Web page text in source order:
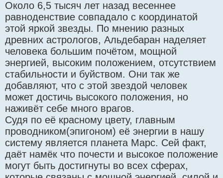
Около 6,5 тысяч лет назад весеннее
равноденствие совпадало с координатой
этой яркой звезды. По мнению разных
древних астрологов, Альдебаран наделяет
человека большим почётом, мощной
энергией, высоким положением, отсутствием
стабильности и буйством. Они так же
добавляют, что с этой звездой человек
может достичь высокого положения, но
наживёт себе много врагов.
Судя по её красному цвету, главным
проводником(эпигоном) её энергии в нашу
систему является планета Марс. Сей факт,
даёт намёк что почести и высокое положение
могут быть достигнуты во всех сферах,